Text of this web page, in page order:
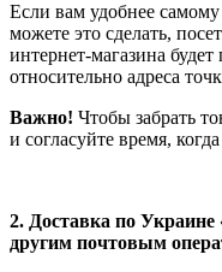
Если вам удобнее
можете это сделать,
интернет-магазина
относительно адреса
Важно! Чтобы забрать
и согласуйте время,
2. Доставка по
другим почтовым